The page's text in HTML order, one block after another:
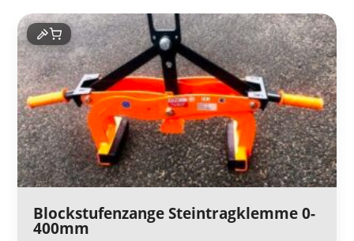
Blockstufenzange Steintragklemme 0-
400mm